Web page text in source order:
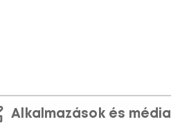
Alkalmazások és média